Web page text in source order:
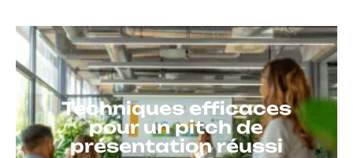
Techniques efficaces
pour un pitch de
présentation réussi